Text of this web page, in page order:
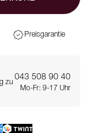
Preisgarantie
zu
043 508 90 40
Mo-Fr: 9-17 Uhr